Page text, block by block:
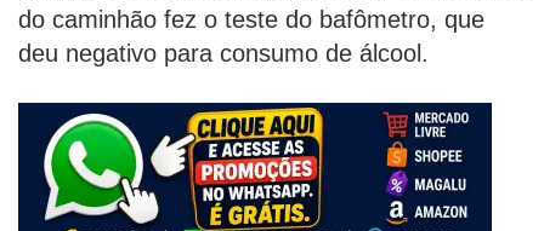
do caminhão fez o teste do bafômetro, que
deu negativo para consumo de álcool.